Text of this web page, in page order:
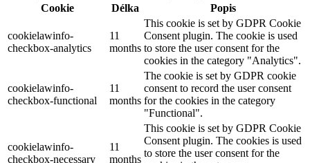
Cookie
Délka Popis
cookielawinfo-
checkbox-analytics
11
months
This cookie is set by GDPR Cookie
Consent plugin. The cookie is used
to store the user consent for the
cookies in the category "Analytics".
cookielawinfo-
checkbox-functional
11
months
The cookie is set by GDPR cookie
consent to record the user consent
for the cookies in the category
"Functional".
cookielawinfo-
checkbox-necessary
11
months
This cookie is set by GDPR Cookie
Consent plugin. The cookies is used
to store the user consent for the